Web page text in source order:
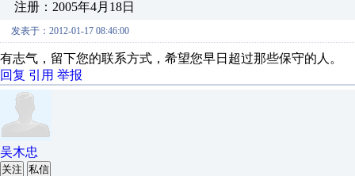
注册：2005年4月18日
发表于：2012-01-17 08:46:00
有志气，留下您的联系方式，希望您早日超过那些保守的人。
回复 引用 举报
吴木忠
关注 私信